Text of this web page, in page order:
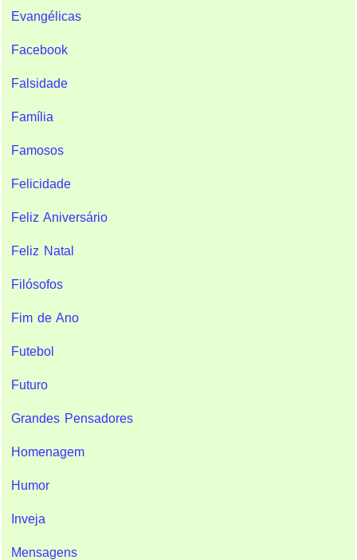
Evangélicas
Facebook
Falsidade
Família
Famosos
Felicidade
Feliz Aniversário
Feliz Natal
Filósofos
Fim de Ano
Futebol
Futuro
Grandes Pensadores
Homenagem
Humor
Inveja
Mensagens